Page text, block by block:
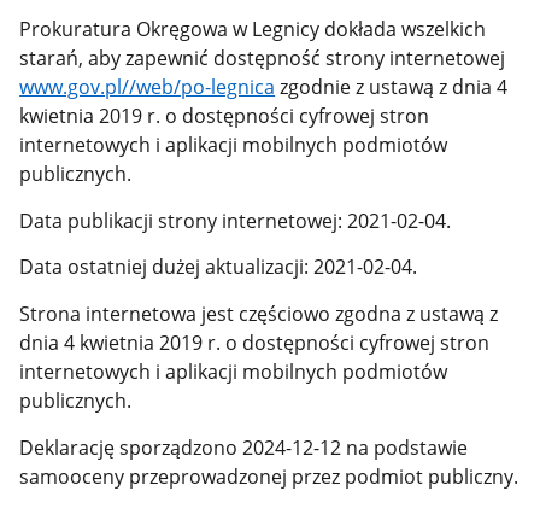
Prokuratura Okręgowa w Legnicy dokłada wszelkich
starań, aby zapewnić dostępność strony internetowej
www.gov.pl//web/po-legnica zgodnie z ustawą z dnia 4
kwietnia 2019 r. o dostępności cyfrowej stron
internetowych i aplikacji mobilnych podmiotów
publicznych.
Data publikacji strony internetowej: 2021-02-04.
Data ostatniej dużej aktualizacji: 2021-02-04.
Strona internetowa jest częściowo zgodna z ustawą z
dnia 4 kwietnia 2019 r. o dostępności cyfrowej stron
internetowych i aplikacji mobilnych podmiotów
publicznych.
Deklarację sporządzono 2024-12-12 na podstawie
samooceny przeprowadzonej przez podmiot publiczny.